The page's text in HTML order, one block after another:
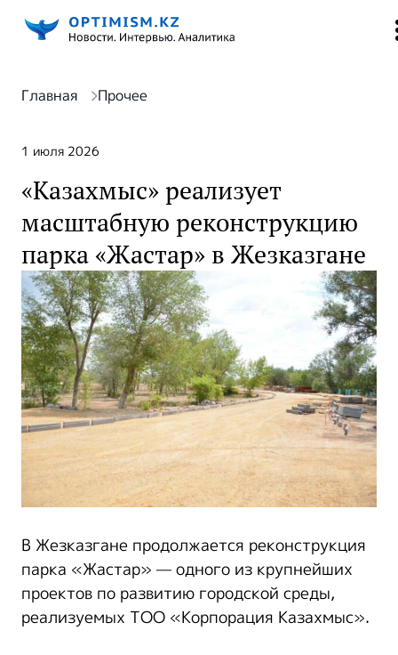
Главная Прочее
1 июля 2026
«Казахмыс» реализует
масштабную реконструкцию
парка «Жастар» в Жезказгане
В Жезказгане продолжается реконструкция
парка «Жастар» — одного из крупнейших
проектов по развитию городской среды,
реализуемых ТОО «Корпорация Казахмыс».